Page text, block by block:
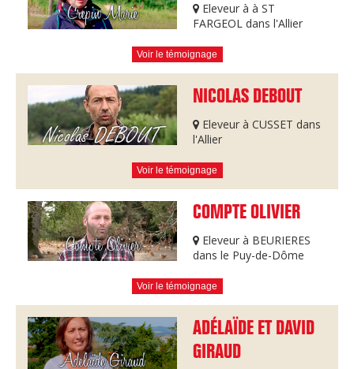
Eleveur à à ST
FARGEOL dans l'Allier
Voir le témoignage
NICOLAS DEBOUT
Eleveur à CUSSET dans
l'Allier
Voir le témoignage
COMPTE OLIVIER
Eleveur à BEURIERES
dans le Puy-de-Dôme
Voir le témoignage
ADÉLAÏDE ET DAVID
GIRAUD